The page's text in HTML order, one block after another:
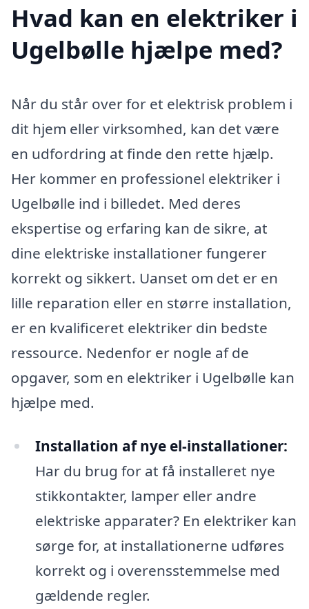
Hvad kan en elektriker i
Ugelbølle hjælpe med?
Når du står over for et elektrisk problem i
dit hjem eller virksomhed, kan det være
en udfordring at finde den rette hjælp.
Her kommer en professionel elektriker i
Ugelbølle ind i billedet. Med deres
ekspertise og erfaring kan de sikre, at
dine elektriske installationer fungerer
korrekt og sikkert. Uanset om det er en
lille reparation eller en større installation,
er en kvalificeret elektriker din bedste
ressource. Nedenfor er nogle af de
opgaver, som en elektriker i Ugelbølle kan
hjælpe med.
Installation af nye el-installationer:
Har du brug for at få installeret nye
stikkontakter, lamper eller andre
elektriske apparater? En elektriker kan
sørge for, at installationerne udføres
korrekt og i overensstemmelse med
gældende regler.